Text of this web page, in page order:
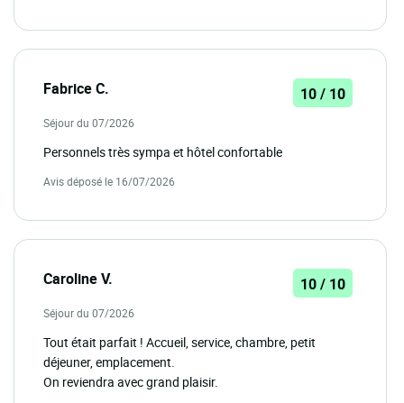
Fabrice C. 10 / 10
Séjour du 07/2026
Personnels très sympa et hôtel confortable
Avis déposé le 16/07/2026
Caroline V. 10 / 10
Séjour du 07/2026
Tout était parfait ! Accueil, service, chambre, petit
déjeuner, emplacement.
On reviendra avec grand plaisir.